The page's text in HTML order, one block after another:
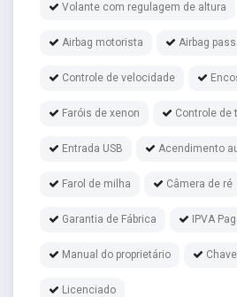
Volante com regulagem de altura
Airbag motorista Airbag
Controle de velocidade
Faróis de xenon Controle de
Entrada USB Acendimento
Farol de milha Câmera de ré
Garantia de Fábrica IPVA
Manual do proprietário
Licenciado